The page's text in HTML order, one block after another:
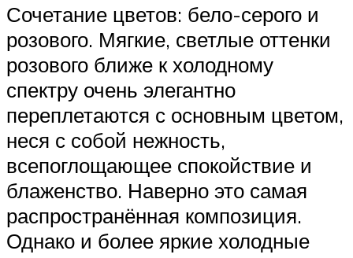
Сочетание цветов: бело-серого и
розового. Мягкие, светлые оттенки
розового ближе к холодному
спектру очень элегантно
переплетаются с основным цветом,
неся с собой нежность,
всепоглощающее спокойствие и
блаженство. Наверно это самая
распространённая композиция.
Однако и более яркие холодные